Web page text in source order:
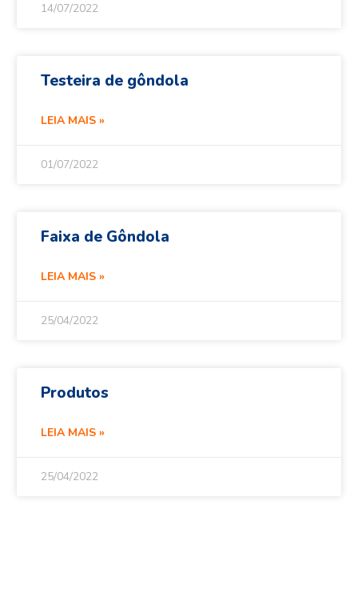
14/07/2022
Testeira de gôndola
LEIA MAIS »
01/07/2022
Faixa de Gôndola
LEIA MAIS »
25/04/2022
Produtos
LEIA MAIS »
25/04/2022